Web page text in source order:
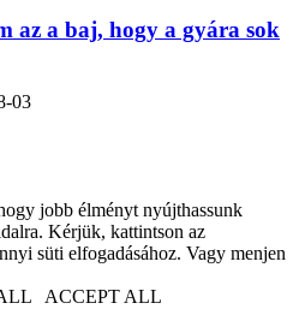
az a baj, hogy a gyára sok
03
jobb élményt nyújthassunk
Kérjük, kattintson az
süti elfogadásához. Vagy menjen
ACCEPT ALL